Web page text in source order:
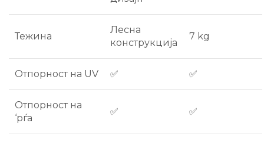
Тежина
Лесна
конструкција
7 kg
Отпорност на UV ✅ ✅
Отпорност на
‘рѓа
✅ ✅